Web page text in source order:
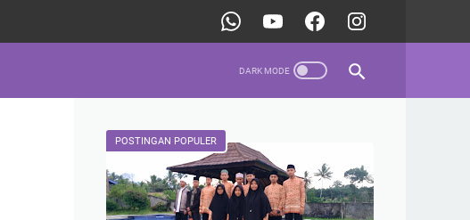
POSTINGAN POPULER